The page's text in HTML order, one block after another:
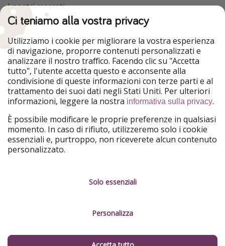
I nostri mercati
HolidayPirates
VakantiePiraten
WakacyjniPiraci
Ferienpiraten
Urlaubspiraten
Urlaubspiraten
ViajerosPiratas
TravelPirates
Il nostro gruppo
HolidayPirates Group
Conoscici meglio
Chi siamo
Lavora con noi
Cosa dicono di noi
Informazioni legali
Termini d' Uso
Ci teniamo alla vostra privacy
Utilizziamo i cookie per migliorare la vostra esperienza
di navigazione, proporre contenuti personalizzati e
analizzare il nostro traffico. Facendo clic su "Accetta
tutto", l'utente accetta questo e acconsente alla
condivisione di queste informazioni con terze parti e al
trattamento dei suoi dati negli Stati Uniti. Per ulteriori
informazioni, leggere la nostra informativa sulla privacy.
È possibile modificare le proprie preferenze in qualsiasi
momento. In caso di rifiuto, utilizzeremo solo i cookie
essenziali e, purtroppo, non riceverete alcun contenuto
personalizzato.
Solo essenziali
Personalizza